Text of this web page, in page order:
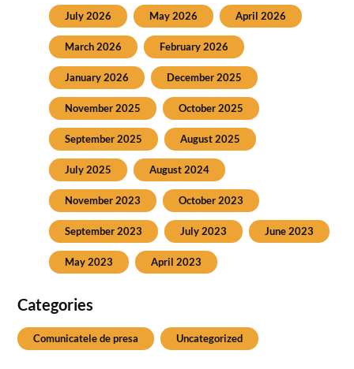
July 2026 May 2026 April 2026
March 2026 February 2026
January 2026 December 2025
November 2025 October 2025
September 2025 August 2025
July 2025 August 2024
November 2023 October 2023
September 2023 July 2023 June 2023
May 2023 April 2023
Categories
Comunicatele de presa Uncategorized